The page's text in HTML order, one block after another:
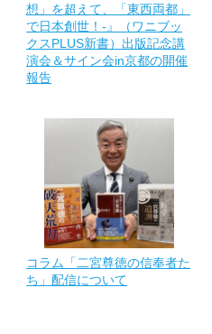
想」を超えて、「東西両都」
で日本創世！-』（ワニブッ
クスPLUS新書）出版記念講
演会＆サイン会in京都の開催
報告
コラム「二宮尊徳の信奉者た
ち」配信について